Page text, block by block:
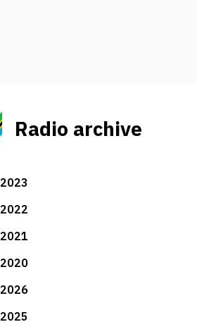
Radio archive
2023
2022
2021
2020
2026
2025